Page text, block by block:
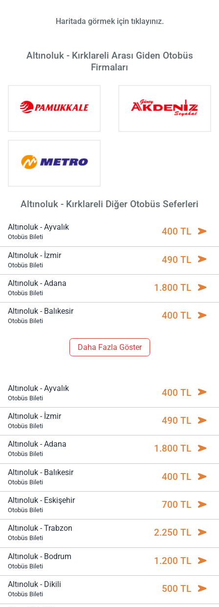
Haritada görmek için tıklayınız.
Altınoluk - Kırklareli Arası Giden Otobüs
Firmaları
Altınoluk - Kırklareli Diğer Otobüs Seferleri
Altınoluk - Ayvalık
Otobüs Bileti 400 TL
Altınoluk - İzmir
Otobüs Bileti 490 TL
Altınoluk - Adana
Otobüs Bileti 1.800 TL
Altınoluk - Balıkesir
Otobüs Bileti 400 TL
Daha Fazla Göster
Altınoluk - Ayvalık
Otobüs Bileti 400 TL
Altınoluk - İzmir
Otobüs Bileti 490 TL
Altınoluk - Adana
Otobüs Bileti 1.800 TL
Altınoluk - Balıkesir
Otobüs Bileti 400 TL
Altınoluk - Eskişehir
Otobüs Bileti 700 TL
Altınoluk - Trabzon
Otobüs Bileti 2.250 TL
Altınoluk - Bodrum
Otobüs Bileti 1.200 TL
Altınoluk - Dikili
Otobüs Bileti 500 TL